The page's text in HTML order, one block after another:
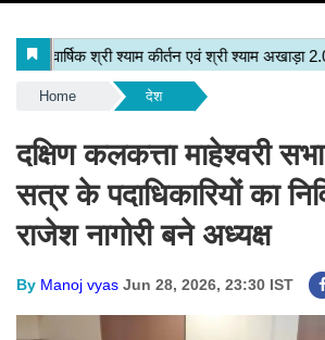
Home देश
दक्षिण कलकत्ता माहेश्वरी
सत्र के पदाधिकारियों का
राजेश नागोरी बने अध्यक्ष
By Manoj vyas Jun 28, 2026, 23:30 IST